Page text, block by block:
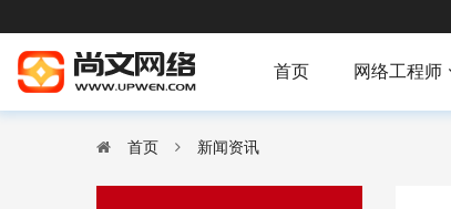
首页 网络工程师
首页 新闻资讯